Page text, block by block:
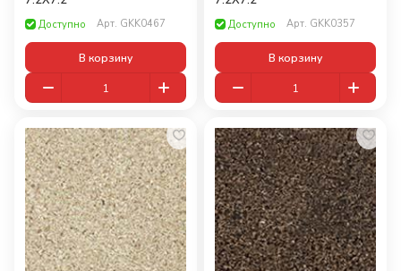
Доступно Арт. GKK0467
В корзину
Доступно Арт. GKK0357
В корзину